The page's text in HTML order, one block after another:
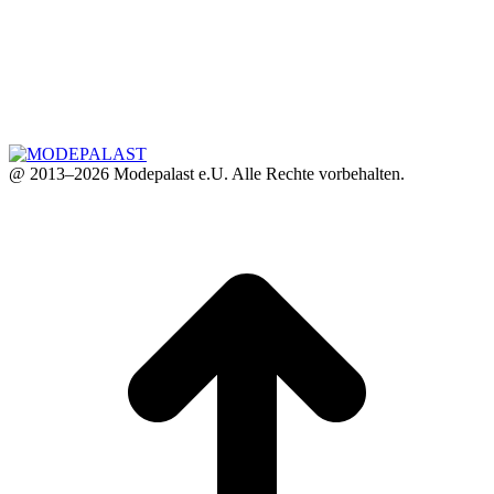
@ 2013–2026 Modepalast e.U. Alle Rechte vorbehalten.